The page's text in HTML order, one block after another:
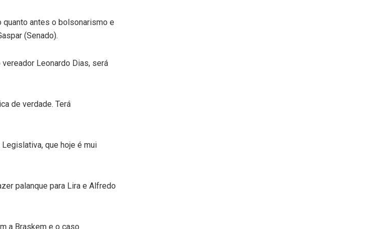
quanto antes o bolsonarismo e
(Senado).
Leonardo Dias, será
de verdade. Terá
que hoje é mui
palanque para Lira e Alfredo
a Braskem e o caso